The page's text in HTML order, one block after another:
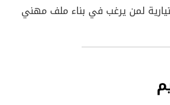
لمن يرغب في بناء ملف مهني